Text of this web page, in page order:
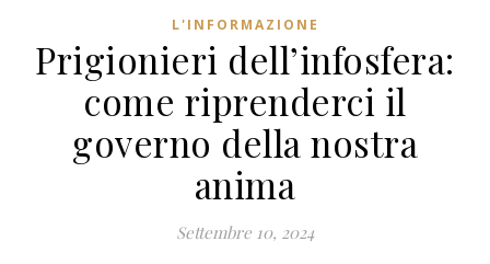
L'INFORMAZIONE
Prigionieri dell’infosfera:
come riprenderci il
governo della nostra
anima
Settembre 10, 2024